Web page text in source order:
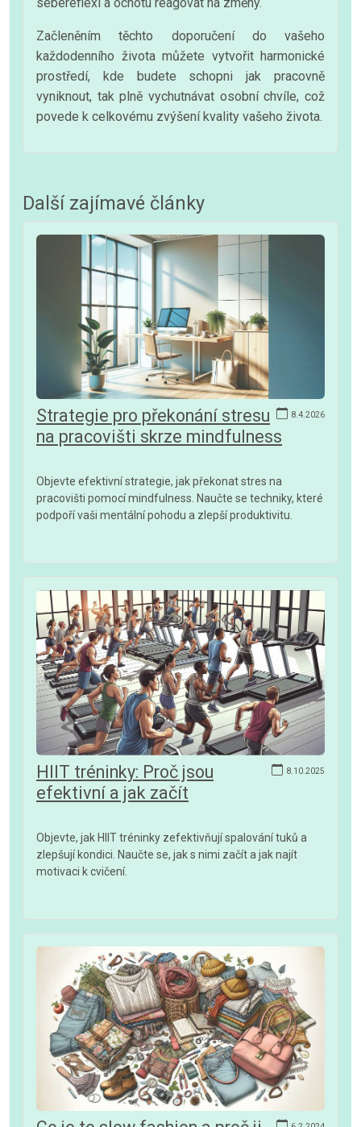
Začleněním těchto doporučení do vašeho
každodenního života můžete vytvořit harmonické
prostředí, kde budete schopni jak pracovně
vyniknout, tak plně vychutnávat osobní chvíle, což
povede k celkovému zvýšení kvality vašeho života.
Další zajímavé články
8.4.2026
Strategie pro překonání stresu
na pracovišti skrze mindfulness
Objevte efektivní strategie, jak překonat stres na
pracovišti pomocí mindfulness. Naučte se techniky, které
podpoří vaši mentální pohodu a zlepší produktivitu.
8.10.2025
HIIT tréninky: Proč jsou
efektivní a jak začít
Objevte, jak HIIT tréninky zefektivňují spalování tuků a
zlepšují kondici. Naučte se, jak s nimi začít a jak najít
motivaci k cvičení.